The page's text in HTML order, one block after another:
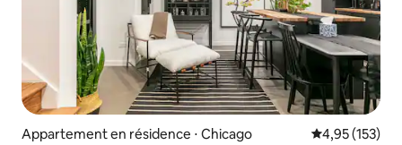
Appartement en résidence ⋅ Chicago Évaluation
4,95 (153)